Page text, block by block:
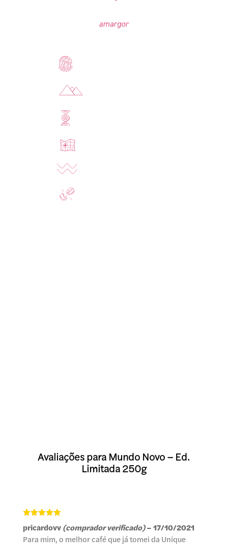
Avaliações para Mundo Novo – Ed.
Limitada 250g
de 5
pricardovv(comprador verificado) –17/10/2021
Para mim, o melhor café que já tomei da Unique